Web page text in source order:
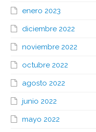
enero 2023
diciembre 2022
noviembre 2022
octubre 2022
agosto 2022
junio 2022
mayo 2022